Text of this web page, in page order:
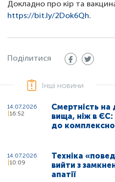
Докладно про кір та
https://bit.ly/2Dok6Qh.
Поділитися
Інші новини
14.07.2026
16:52
Смертність на
вища, ніж в
до
14.07.2026
10:09
Техніка
вийти з
апатії